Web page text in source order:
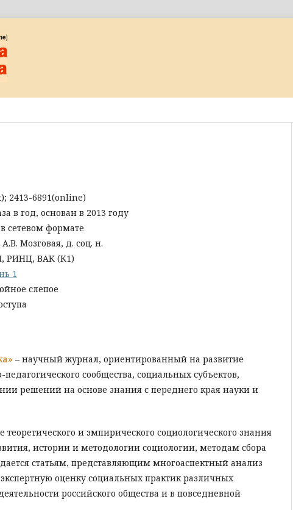
2413-6891(online)
в год, основан в 2013 году
сетевом формате
А.В. Мозговая, д. соц. н.
РИНЦ, ВАК (К1)
1
слепое
– научный журнал, ориентированный на развитие
сообщества, социальных субъектов,
решений на основе знания с переднего края науки и
и эмпирического социологического знания
истории и методологии социологии, методам сбора
статьям, представляющим многоаспектный анализ
оценку социальных практик различных
российского общества и в повседневной